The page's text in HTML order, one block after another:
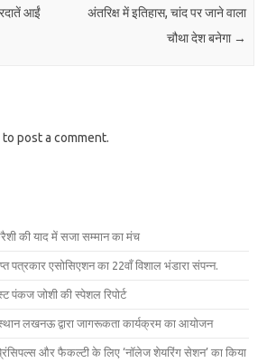
आईं
अंतरिक्ष में इतिहास, चांद पर जाने वाला
चौथा देश बनेगा →
to post a comment.
की याद में सजा सम्मान का मंच
पत्रकार एसोसिएशन का 22वाँ विशाल भंडारा संपन्न.
पंकज जोशी की स्पेशल रिपोर्ट
लखनऊ द्वारा जागरूकता कार्यक्रम का आयोजन
और फैकल्टी के लिए ‘नॉलेज शेयरिंग सेशन’ का किया